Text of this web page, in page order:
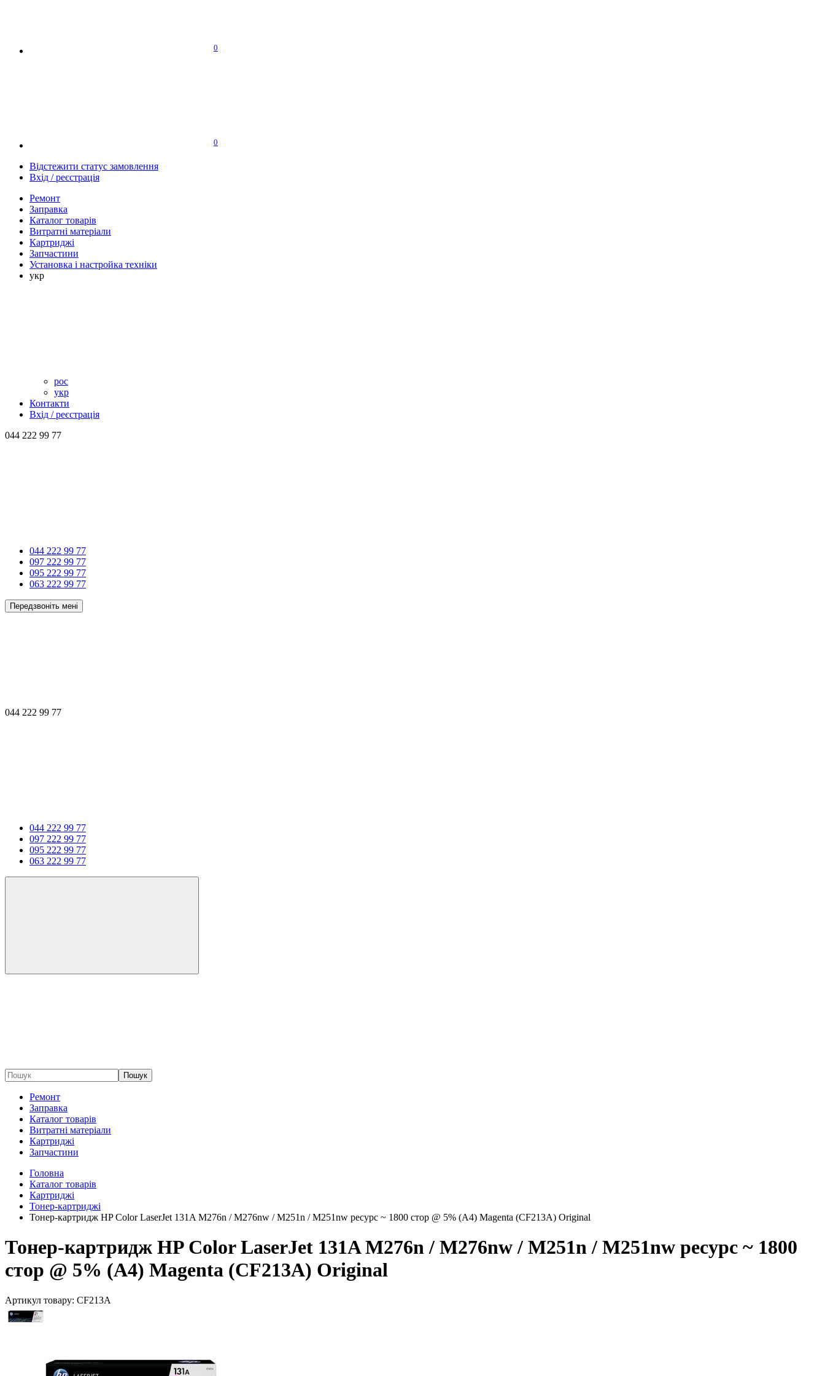
0
0
Відстежити статус замовлення
Вхід / реєстрація
Ремонт
Заправка
Каталог товарів
Витратні матеріали
Картриджі
Запчастини
Установка і настройка техніки
укр
рос
укр
Контакти
Вхід / реєстрація
044 222 99 77
044 222 99 77
097 222 99 77
095 222 99 77
063 222 99 77
Передзвоніть мені
044 222 99 77
044 222 99 77
097 222 99 77
095 222 99 77
063 222 99 77
Пошук
Ремонт
Заправка
Каталог товарів
Витратні матеріали
Картриджі
Запчастини
Головна
Каталог товарів
Картриджі
Тонер-картриджі
Тонер-картридж HP Color LaserJet 131A M276n / M276nw / M251n / M251nw ресурс ~ 1800 стор @ 5% (A4) Magenta (CF213A) Original
Тонер-картридж HP Color LaserJet 131A M276n / M276nw / M251n / M251nw ресурс ~ 1800
стор @ 5% (A4) Magenta (CF213A) Original
Артикул товару: CF213A